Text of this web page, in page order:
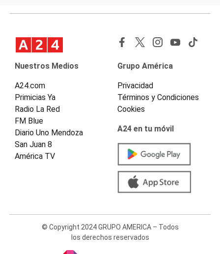
Nuestros Medios
A24.com
Primicias Ya
Radio La Red
FM Blue
Diario Uno Mendoza
San Juan 8
América TV
Grupo América
Privacidad
Términos y Condiciones
Cookies
A24 en tu móvil
© Copyright 2024 GRUPO AMERICA – Todos
los derechos reservados